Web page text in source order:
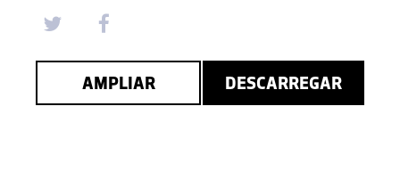
AMPLIAR DESCARREGAR